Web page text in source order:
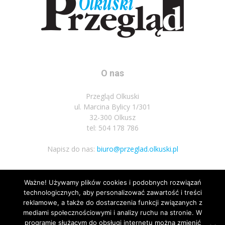
O nas
Przegląd Olkuski
ul. Marcina Bylicy 1/301
32-300 Olkusz
tel: 504 178 786
Napisz do nas: biuro@przeglad.olkuski.pl
Podążaj za nami
Ważne! Używamy plików cookies i podobnych rozwiązań
technologicznych, aby personalizować zawartość i treści
reklamowe, a także do dostarczenia funkcji związanych z
mediami społecznościowymi i analizy ruchu na stronie. W
programie służącym do obsługi internetu można zmienić